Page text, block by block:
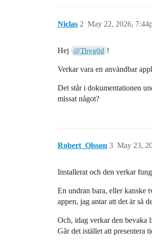
Niclas May 22, 2026,
2
Hej @Thyg0d !
Verkar vara en användbar
Det står i dokumentationen
missat något?
Robert_Olsson May 23,
3
Installerat och den verkar
En undran bara, eller kanske
appen, jag antar att det är så
Och, idag verkar den bevaka
Går det istället att presentera